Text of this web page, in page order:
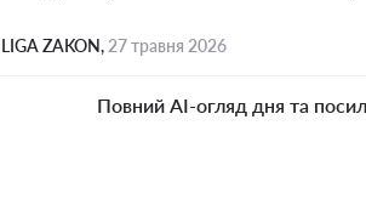
LIGA ZAKON, 27 травня 2026
Повний AI-огляд дня та